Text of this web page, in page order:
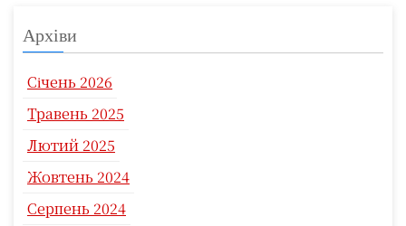
Архіви
Січень 2026
Травень 2025
Лютий 2025
Жовтень 2024
Серпень 2024